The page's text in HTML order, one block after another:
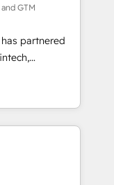
Impact
HubSpot
team:
GTM
partnered
With
scalable
challenges.